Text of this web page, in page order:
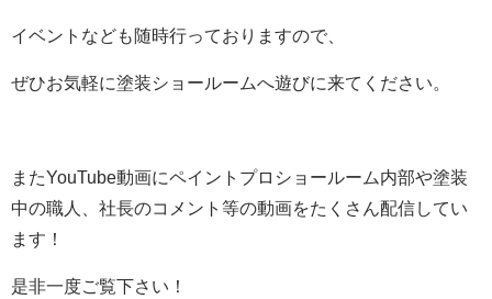
イベントなども随時行っておりますので、
ぜひお気軽に塗装ショールームへ遊びに来てください。
またYouTube動画にペイントプロショールーム内部や塗装
中の職人、社長のコメント等の動画をたくさん配信してい
ます！
是非一度ご覧下さい！